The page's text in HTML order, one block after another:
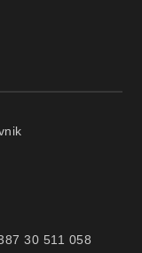
30 511 058